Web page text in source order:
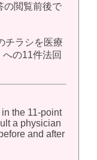
の閲覧前後で
チラシを医療
の11件法回
the 11-point
a physician
and after